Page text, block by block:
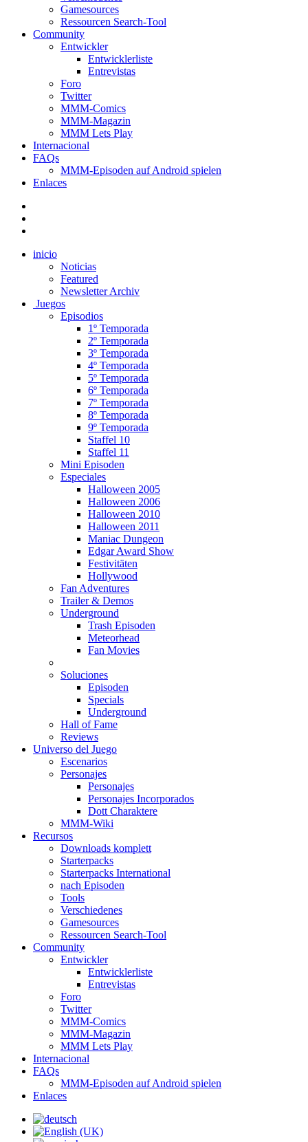
Gamesources
Ressourcen Search-Tool
Community
Entwickler
Entwicklerliste
Entrevistas
Foro
Twitter
MMM-Comics
MMM-Magazin
MMM Lets Play
Internacional
FAQs
MMM-Episoden auf Android spielen
Enlaces
inicio
Noticias
Featured
Newsletter Archiv
Juegos
Episodios
1º Temporada
2º Temporada
3º Temporada
4º Temporada
5º Temporada
6º Temporada
7º Temporada
8º Temporada
9º Temporada
Staffel 10
Staffel 11
Mini Episoden
Especiales
Halloween 2005
Halloween 2006
Halloween 2010
Halloween 2011
Maniac Dungeon
Edgar Award Show
Festivitäten
Hollywood
Fan Adventures
Trailer & Demos
Underground
Trash Episoden
Meteorhead
Fan Movies
Soluciones
Episoden
Specials
Underground
Hall of Fame
Reviews
Universo del Juego
Escenarios
Personajes
Personajes
Personajes Incorporados
Dott Charaktere
MMM-Wiki
Recursos
Downloads komplett
Starterpacks
Starterpacks International
nach Episoden
Tools
Verschiedenes
Gamesources
Ressourcen Search-Tool
Community
Entwickler
Entwicklerliste
Entrevistas
Foro
Twitter
MMM-Comics
MMM-Magazin
MMM Lets Play
Internacional
FAQs
MMM-Episoden auf Android spielen
Enlaces